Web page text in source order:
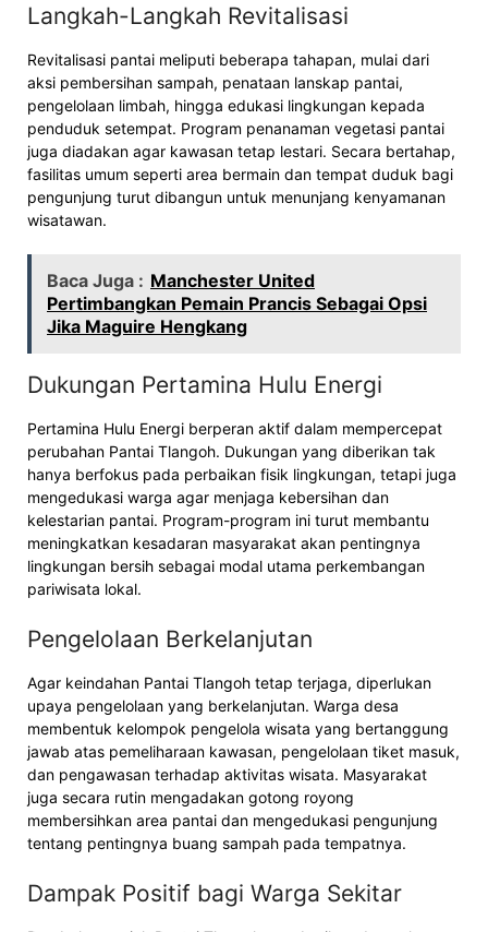
Langkah-Langkah Revitalisasi
Revitalisasi pantai meliputi beberapa tahapan, mulai dari
aksi pembersihan sampah, penataan lanskap pantai,
pengelolaan limbah, hingga edukasi lingkungan kepada
penduduk setempat. Program penanaman vegetasi pantai
juga diadakan agar kawasan tetap lestari. Secara bertahap,
fasilitas umum seperti area bermain dan tempat duduk bagi
pengunjung turut dibangun untuk menunjang kenyamanan
wisatawan.
Baca Juga : Manchester United
Pertimbangkan Pemain Prancis Sebagai Opsi
Jika Maguire Hengkang
Dukungan Pertamina Hulu Energi
Pertamina Hulu Energi berperan aktif dalam mempercepat
perubahan Pantai Tlangoh. Dukungan yang diberikan tak
hanya berfokus pada perbaikan fisik lingkungan, tetapi juga
mengedukasi warga agar menjaga kebersihan dan
kelestarian pantai. Program-program ini turut membantu
meningkatkan kesadaran masyarakat akan pentingnya
lingkungan bersih sebagai modal utama perkembangan
pariwisata lokal.
Pengelolaan Berkelanjutan
Agar keindahan Pantai Tlangoh tetap terjaga, diperlukan
upaya pengelolaan yang berkelanjutan. Warga desa
membentuk kelompok pengelola wisata yang bertanggung
jawab atas pemeliharaan kawasan, pengelolaan tiket masuk,
dan pengawasan terhadap aktivitas wisata. Masyarakat
juga secara rutin mengadakan gotong royong
membersihkan area pantai dan mengedukasi pengunjung
tentang pentingnya buang sampah pada tempatnya.
Dampak Positif bagi Warga Sekitar